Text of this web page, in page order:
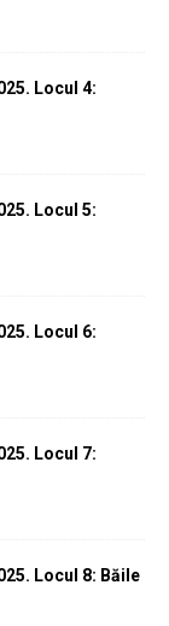
Locul 4:
Locul 5:
Locul 6:
Locul 7:
Locul 8: Băile